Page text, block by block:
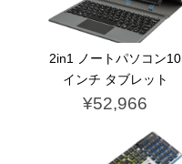
2in1 ノートパソコン10
インチ タブレット
¥52,966